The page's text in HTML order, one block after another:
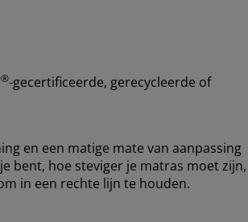
®-gecertificeerde, gerecycleerde of
en een matige mate van aanpassing
bent, hoe steviger je matras moet zijn,
in een rechte lijn te houden.